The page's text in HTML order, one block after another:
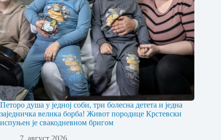
Петоро душа у једној соби, три болесна детета и једна
заједничка велика борба! Живот породице Крстевски
испуњен је свакодневном бригом